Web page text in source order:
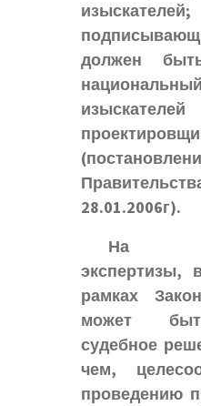
должен
28.01.2006г).
На
экспертизы,
рамках
может
судебное
чем,
проведению